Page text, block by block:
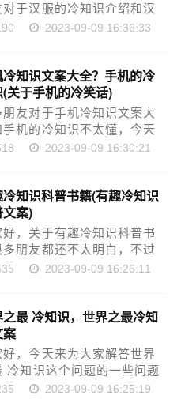
对于汉服的冷知识介绍和汉
知识介绍文案的相关问题
及汉服的冷知识介绍文案的
，文章篇幅可能偏……
2023-09-09 16:36:33
知识文案大全？手机的冷
关于手机的冷笑话)
朋友对于手机冷知识文案大
手机的冷知识不太懂，今天
编来为大家分享，希望可
手机的幽默知识手机冷知识
降温冷知识……
2023-09-09 16:30:21
知识科普书籍(有趣冷知识
案)
好，关于有趣冷知识科普书
多朋友都还不太明白，不过
，因为今天小编就来为大
一些困惑和问题，如果碰巧
解决您的问题，还……
2023-09-09 16:26:11
最 冷知识，世界之最冷知
案
好，今天来为大家解答世界
冷知识这个问题的一些问题
括世界之最冷知识文案也
2023-09-09 16:25:19